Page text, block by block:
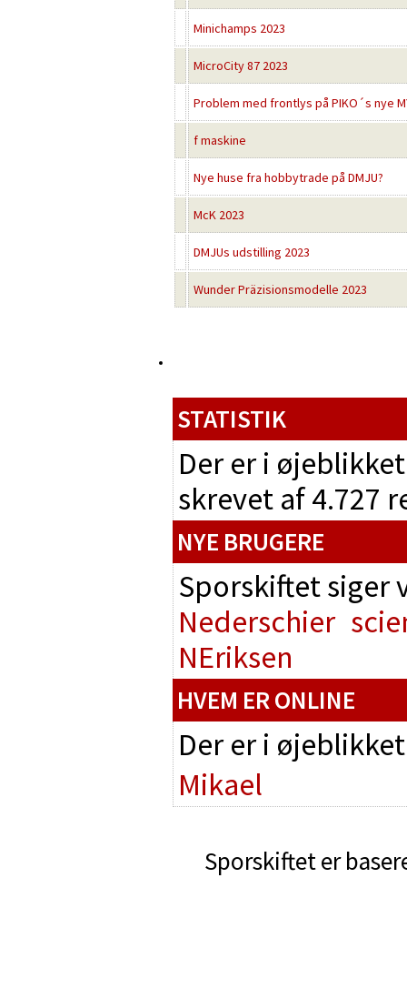
Minichamps 2023
MicroCity 87 2023
Problem med frontlys på PIKO´s nye
f maskine
Nye huse fra hobbytrade på DMJU?
McK 2023
DMJUs udstilling 2023
Wunder Präzisionsmodelle 2023
STATISTIK
Der er i
skrevet af 4.727
NYE BRUGERE
Sporskiftet
Nederschier
NEriksen
HVEM ER ONLINE
Der er i
Mikael
Sporskiftet er